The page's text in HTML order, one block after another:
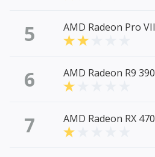
5 AMD Radeon Pro VII
6 AMD Radeon R9 390
7 AMD Radeon RX 470